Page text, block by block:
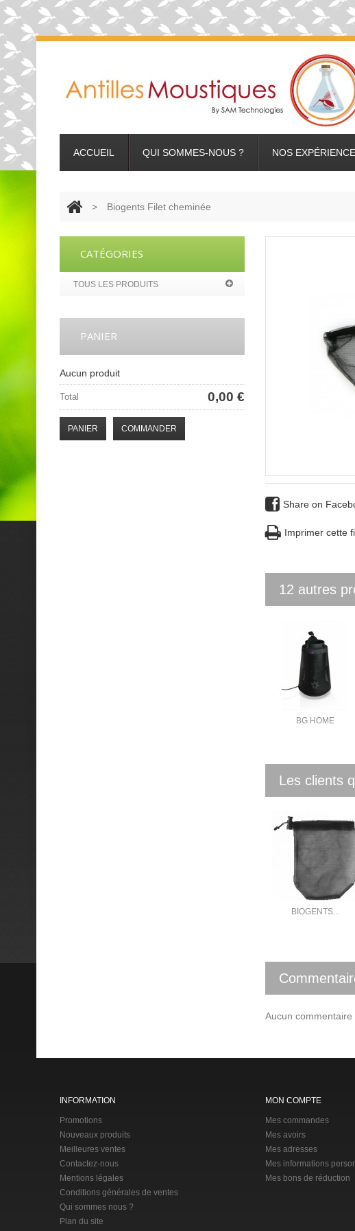
ACCUEIL QUI SOMMES-NOUS ? NOS
> Biogents Filet cheminée
Share on
Imprimer cette
12 autres
BG HOME
Les clients
BIOGENTS...
Aucun
CATÉGORIES
TOUS LES PRODUITS
PANIER
Aucun produit
0,00 €
Total
PANIER COMMANDER
INFORMATION
Promotions
Nouveaux produits
Meilleures ventes
Contactez-nous
Mentions légales
Conditions générales de ventes
Qui sommes nous ?
Plan du site
MON COMPTE
Mes commandes
Mes avoirs
Mes adresses
Mes informations
Mes bons de réduction